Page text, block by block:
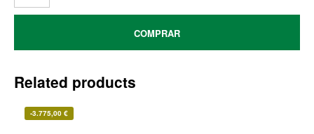
COMPRAR
Related products
-3.775,00 €